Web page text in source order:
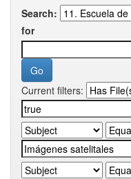
Search:
for
Current filters: